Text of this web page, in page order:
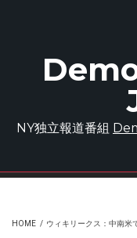
NY独立報道番組
HOME / ウィキリークス：中南米